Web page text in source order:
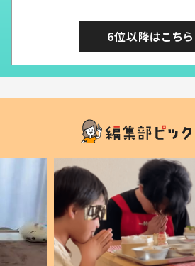
6位以降はこちら